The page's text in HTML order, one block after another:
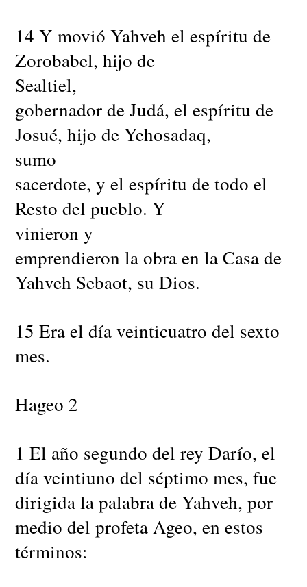
14 Y movió Yahveh el espíritu de
Zorobabel, hijo de
Sealtiel,
gobernador de Judá, el espíritu de
Josué, hijo de Yehosadaq,
sumo
sacerdote, y el espíritu de todo el
Resto del pueblo. Y
vinieron y
emprendieron la obra en la Casa de
Yahveh Sebaot, su Dios.
15 Era el día veinticuatro del sexto
mes.
Hageo 2
1 El año segundo del rey Darío, el
día veintiuno del séptimo mes, fue
dirigida la palabra de Yahveh, por
medio del profeta Ageo, en estos
términos: